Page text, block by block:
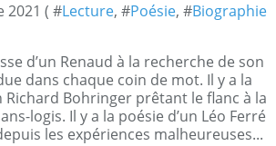
2021 ( #Lecture, #Poésie, #Biographie
d’un Renaud à la recherche de son
dans chaque coin de mot. Il y a la
Richard Bohringer prêtant le flanc à la
logis. Il y a la poésie d’un Léo Ferré
les expériences malheureuses...